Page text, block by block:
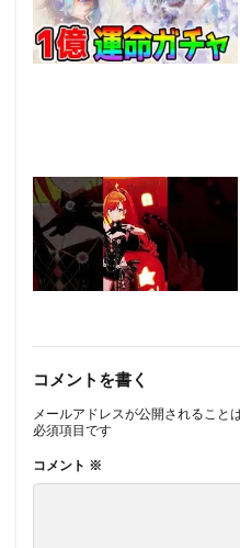
コメントを書く
メールアドレスが公開されること
必須項目です
コメント ※